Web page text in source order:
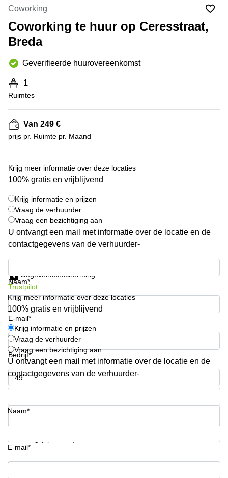
Hengelo
Hilversum
Hoofddorp
Deventer
Rotterdam
Tiel
Zwolle
Bodegraven-
Reeuwijk
Business
center
Arnhem
Business
Amsterdam
Westpoort
Business
center
Hilversum
Den
Haag
space
Breda
Coworking
Arnhem
Coworking
space
Hilversum
Coworking
space
Zwolle
Coworking
Haarlem
Kantoor
Huren
Hengelo
Nijmegen
Coworking
Coworking te huur op Ceresstraat,
Breda
Geverifieerde huurovereenkomst
1
Ruimtes
Van 249 €
prijs pr. Ruimte pr. Maand
Krijg meer informatie over deze locaties
100% gratis en vrijblijvend
Krijg informatie en prijzen
Vraag de verhuurder
Vraag een bezichtiging aan
U ontvangt een mail met informatie over de locatie en de
contactgegevens van de verhuurder-
Naam*
E-mail*
Bedrijf*
Telefoonnummer*
Gegevensbescherming
Trustpilot
Krijg meer informatie over deze locaties
100% gratis en vrijblijvend
Krijg informatie en prijzen
Vraag de verhuurder
Vraag een bezichtiging aan
U ontvangt een mail met informatie over de locatie en de
contactgegevens van de verhuurder-
Naam*
E-mail*
Krijg informatie en prijzen